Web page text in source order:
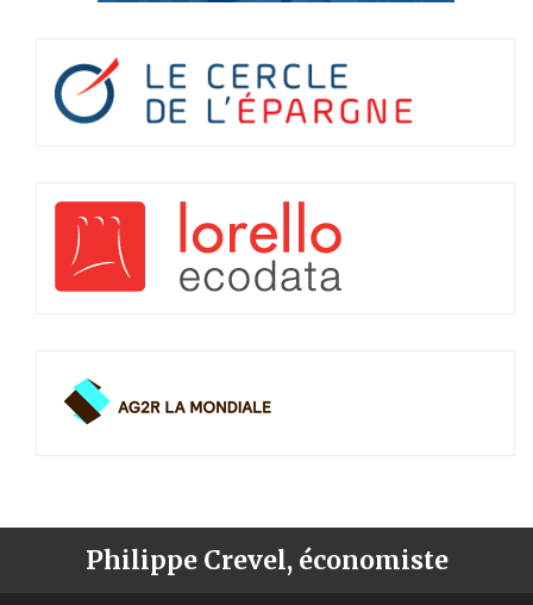
Philippe Crevel, économiste